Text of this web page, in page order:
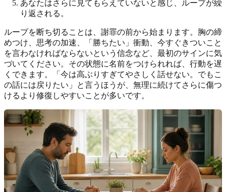
あなたはさらに見てもらえていないと感じ、ループが繰
り返される。
ループを断ち切ることは、謝罪の前から始まります。胸の締
めつけ、思考の加速、「勝ちたい」衝動、今すぐきついこと
を言わなければならないという信念など、最初のサインに気
づいてください。その状態に名前をつけられれば、行動を遅
くできます。「今は高ぶりすぎてやさしく話せない。でもこ
の話には戻りたい」と言うほうが、無理に続けてさらに傷つ
けるより修復しやすいことが多いです。